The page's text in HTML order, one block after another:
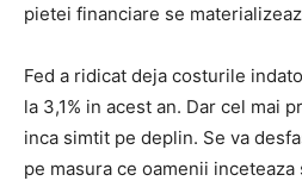
pietei financiare se
Fed a ridicat deja costurile
la 3,1% in acest an. Dar cel mai
inca simtit pe deplin. Se va
pe masura ce oamenii inceteaza